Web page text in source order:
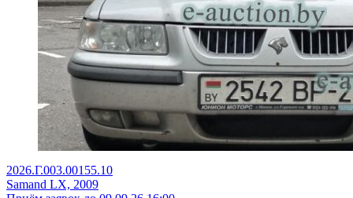
2026.Г.003.00155.10
Samand LX, 2009